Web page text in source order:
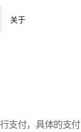
关于
支付，具体的支付